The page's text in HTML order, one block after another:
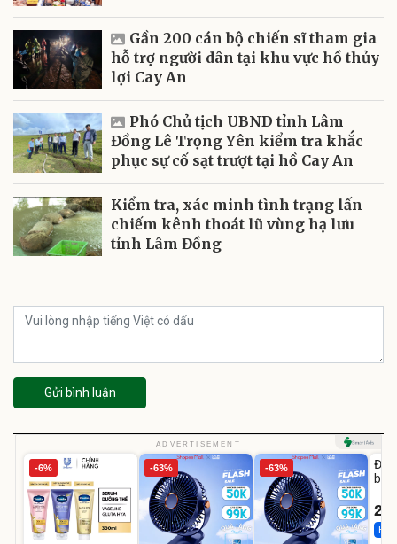
Gần 200 cán bộ chiến sĩ tham gia
hỗ trợ người dân tại khu vực hồ thủy
lợi Cay An
Phó Chủ tịch UBND tỉnh Lâm
Đồng Lê Trọng Yên kiểm tra khắc
phục sự cố sạt trượt tại hồ Cay An
Kiểm tra, xác minh tình trạng lấn
chiếm kênh thoát lũ vùng hạ lưu
tỉnh Lâm Đồng
Gửi bình luận
ADVERTISEMENT
-6% -63% -63%
Đai
bé
Hot